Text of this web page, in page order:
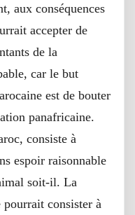
aux conséquences
accepter de
de la
car le but
est de bouter
panafricaine.
consiste à
espoir raisonnable
soit-il. La
consister à